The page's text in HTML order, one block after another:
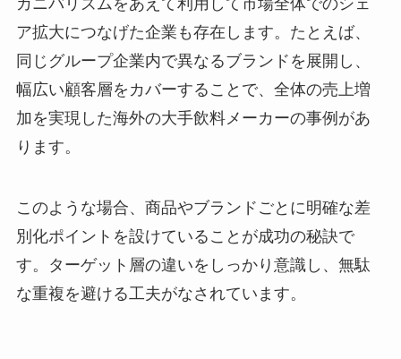
カニバリズムをあえて利用して市場全体でのシェ
ア拡大につなげた企業も存在します。たとえば、
同じグループ企業内で異なるブランドを展開し、
幅広い顧客層をカバーすることで、全体の売上増
加を実現した海外の大手飲料メーカーの事例があ
ります。
このような場合、商品やブランドごとに明確な差
別化ポイントを設けていることが成功の秘訣で
す。ターゲット層の違いをしっかり意識し、無駄
な重複を避ける工夫がなされています。